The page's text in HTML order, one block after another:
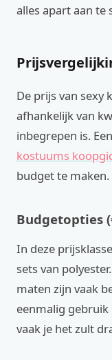
alles apart aan te
De prijs van sexy
afhankelijk van
inbegrepen is.
kostuums
budget te maken.
Budgetopties
In deze
sets van
maten zijn vaak
eenmalig gebruik
vaak je het zult